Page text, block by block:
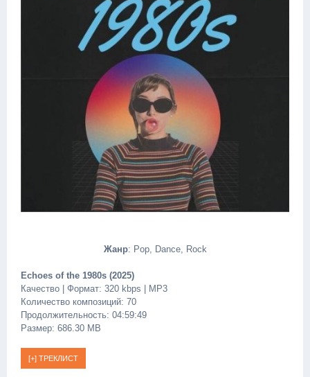
Жанр: Pop, Dance, Rock
Echoes of the 1980s (2025)
Качество | Формат: 320 kbps | MP3
Количество композиций: 70
Продолжительность: 04:59:49
Размер: 686.30 MB